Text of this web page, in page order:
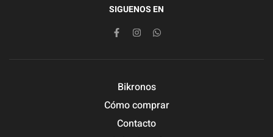
SIGUENOS EN
Bikronos
Cómo comprar
Contacto